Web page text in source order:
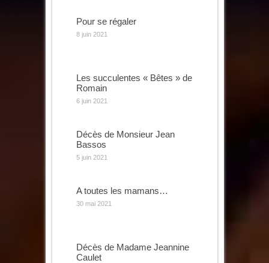
Pour se régaler
8 juin 2021
Les succulentes « Bêtes » de
Romain
6 juin 2021
Décès de Monsieur Jean
Bassos
5 juin 2021
A toutes les mamans…
30 mai 2021
Décès de Madame Jeannine
Caulet